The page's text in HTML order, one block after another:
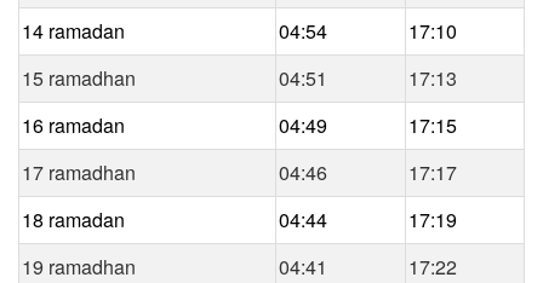
14 ramadan
04:54
17:10
15 ramadhan
04:51
17:13
16 ramadan
04:49
17:15
17 ramadhan
04:46
17:17
18 ramadan
04:44
17:19
19 ramadhan
04:41
17:22